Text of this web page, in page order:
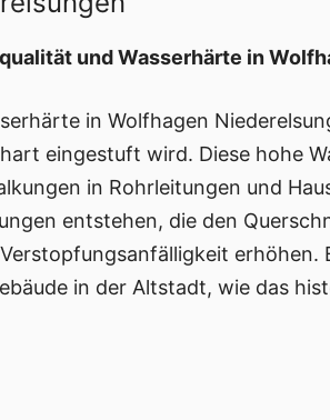
und Wasserhärte in
in Wolfhagen
eingestuft wird. Diese hohe
in Rohrleitungen und
entstehen, die den
erhöhen.
in der Altstadt, wie das